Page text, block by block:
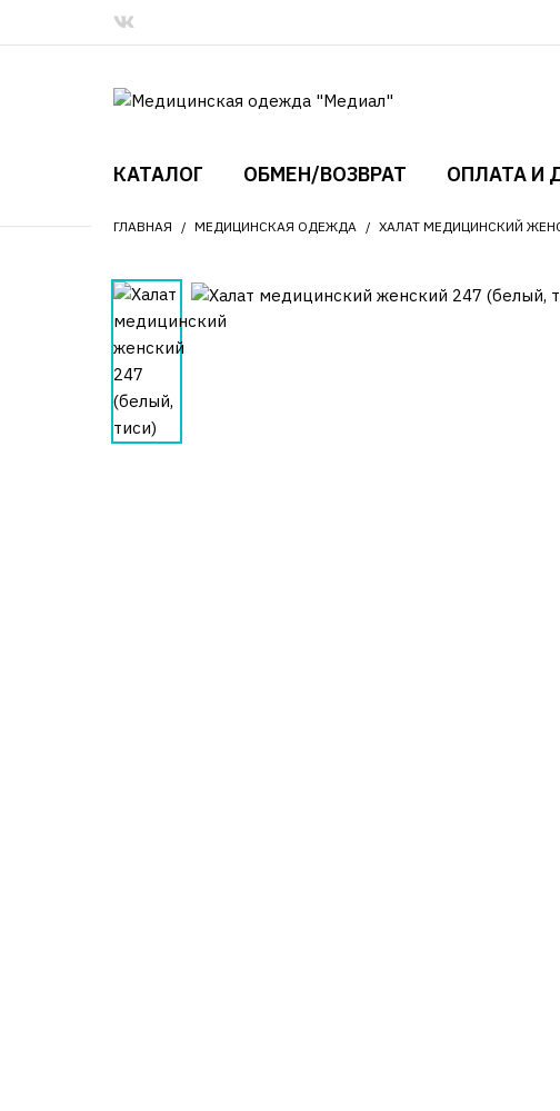
КАТАЛОГ ОБМЕН/ВОЗВРАТ ОПЛАТА И
ГЛАВНАЯ МЕДИЦИНСКАЯ ОДЕЖДА ХАЛАТ МЕДИЦИНСКИЙ